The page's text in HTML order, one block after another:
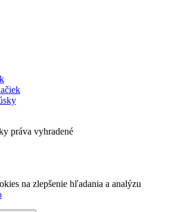
práva vyhradené
na zlepšenie hľadania a analýzu